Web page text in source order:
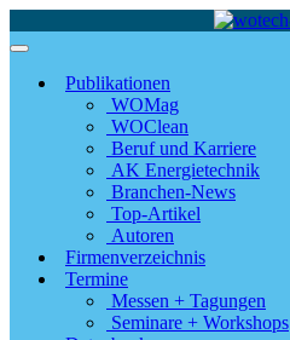
Publikationen
WOMag
WOClean
Beruf und Karriere
AK Energietechnik
Branchen-News
Top-Artikel
Autoren
Firmenverzeichnis
Termine
Messen + Tagungen
Seminare + Workshops